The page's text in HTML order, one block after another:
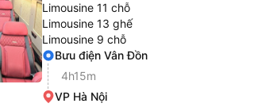
Limousine 11 chỗ
Limousine 13 ghế
Limousine 9 chỗ
Bưu điện Vân Đồn
4h15m
VP Hà Nội